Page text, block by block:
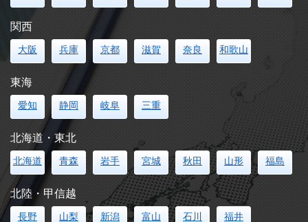
関西
大阪 兵庫 京都 滋賀 奈良 和歌山
東海
愛知 静岡 岐阜 三重
北海道・東北
北海道 青森 岩手 宮城 秋田 山形 福島
北陸・甲信越
長野 山梨 新潟 富山 石川 福井